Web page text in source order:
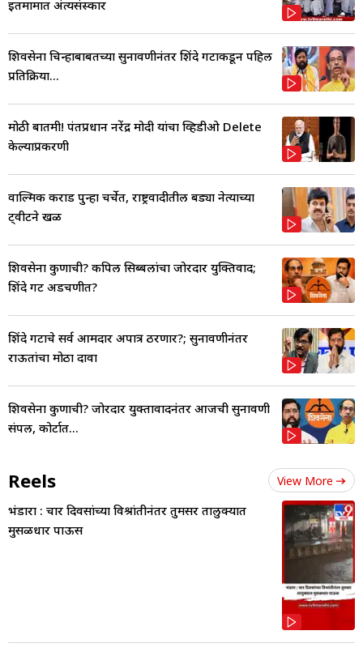
इतमामात अंत्यसंस्कार
शिवसेना चिन्हाबाबतच्या सुनावणीनंतर शिंदे गटाकडून पहिली
प्रतिक्रिया...
मोठी बातमी! पंतप्रधान नरेंद्र मोदी यांचा व्हिडीओ Delete
केल्याप्रकरणी
वाल्मिक कराड पुन्हा चर्चेत, राष्ट्रवादीतील बड्या नेत्याच्या
ट्वीटने खळ
शिवसेना कुणाची? कपिल सिब्बलांचा जोरदार युक्तिवाद;
शिंदे गट अडचणीत?
शिंदे गटाचे सर्व आमदार अपात्र ठरणार?; सुनावणीनंतर
राऊतांचा मोठा दावा
शिवसेना कुणाची? जोरदार युक्तावादनंतर आजची सुनावणी
संपली, कोर्टात...
Reels View More
भंडारा : चार दिवसांच्या विश्रांतीनंतर तुमसर तालुक्यात
मुसळधार पाऊस